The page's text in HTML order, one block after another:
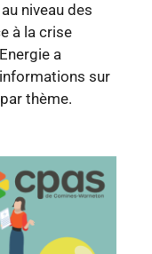
niveau des
à la crise
a
sur
thème.